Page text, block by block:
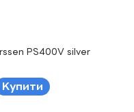
PS400V silver
Купити